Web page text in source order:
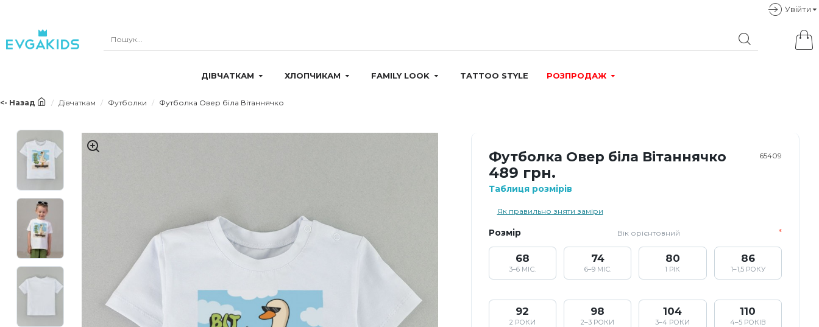
Увiйти
ДІВЧАТКАМ ХЛОПЧИКАМ FAMILY LOOK TATTOO STYLE РОЗПРОДАЖ
<- Назад Дівчаткам Футболки Футболка Овер біла Вітаннячко
Футболка Овер біла Вітаннячко 65409
489 грн.
Таблиця розмірів
Як правильно зняти заміри
Розмір Вік орієнтовний
68
3–6 МІС.
74
6–9 МІС.
80
1 РІК
86
1–1,5 РОКУ
92
2 РОКИ
98
2–3 РОКИ
104
3–4 РОКИ
110
4–5 РОКІВ